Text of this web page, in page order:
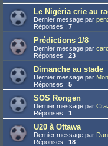
Le Nigéria crie au
Dernier message par
Réponses : 7
Prédictions 1/8
Dernier message par
Réponses : 23
Dimanche au stade
Dernier message par
Réponses : 5
SOS Rongen
Dernier message par
Réponses : 1
U20 à Ottawa
Dernier message par
Réponses : 18